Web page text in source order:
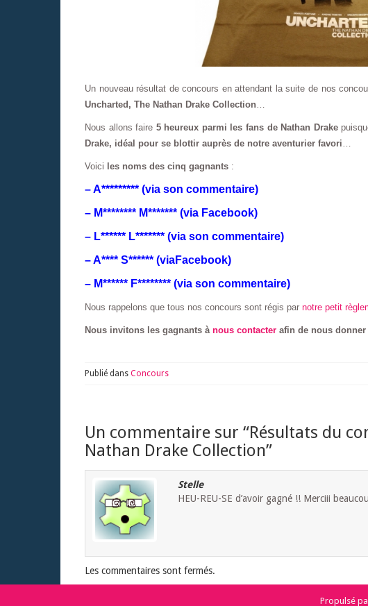
Un nouveau résultat de concours en attendant la suite de nos
Uncharted, The Nathan Drake Collection
Nous allons faire 5 heureux parmi les fans de Nathan Drake
Drake, idéal pour se blottir auprès de notre aventurier favori
Voici les noms des cinq gagnants :
– A********* (via son commentaire)
– M******** M******* (via Facebook)
– L****** L******* (via son commentaire)
– A**** S****** (viaFacebook)
– M****** F******** (via son commentaire)
Nous rappelons que tous nos concours sont régis par notre petit
Nous invitons les gagnants à nous contacter afin de nous
Publié dans Concours
Un commentaire sur “Résultats du
Nathan Drake Collection”
Stelle
HEU-REU-SE d’avoir gagné !! Merciii
Les commentaires sont fermés.
Propulsé